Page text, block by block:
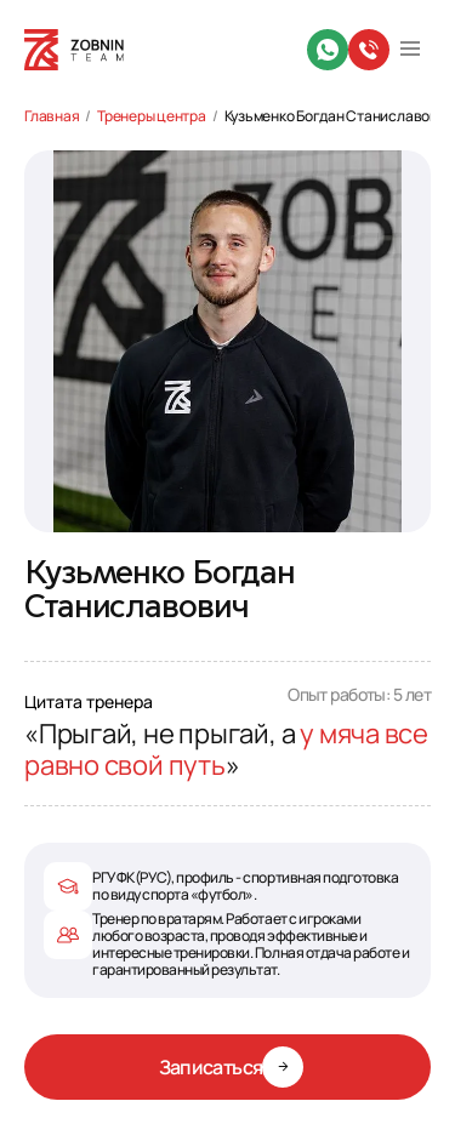
Главная Тренеры центра Кузьменко Богдан Станиславович
Кузьменко Богдан
Станиславович
Цитата тренера Опыт работы: 5 лет
«Прыгай, не прыгай, ау мяча все
равно свой путь»
РГУФК(РУС), профиль - спортивная подготовка
по виду спорта «футбол».
Тренер по вратарям. Работает с игроками
любого возраста, проводя эффективные и
интересные тренировки. Полная отдача работе и
гарантированный результат.
Записаться